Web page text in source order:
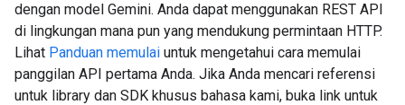
dengan model Gemini. Anda dapat menggunakan REST API
di lingkungan mana pun yang mendukung permintaan HTTP.
Lihat Panduan memulai untuk mengetahui cara memulai
panggilan API pertama Anda. Jika Anda mencari referensi
untuk library dan SDK khusus bahasa kami, buka link untuk